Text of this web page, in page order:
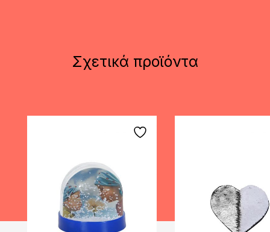
Σχετικά προϊόντα